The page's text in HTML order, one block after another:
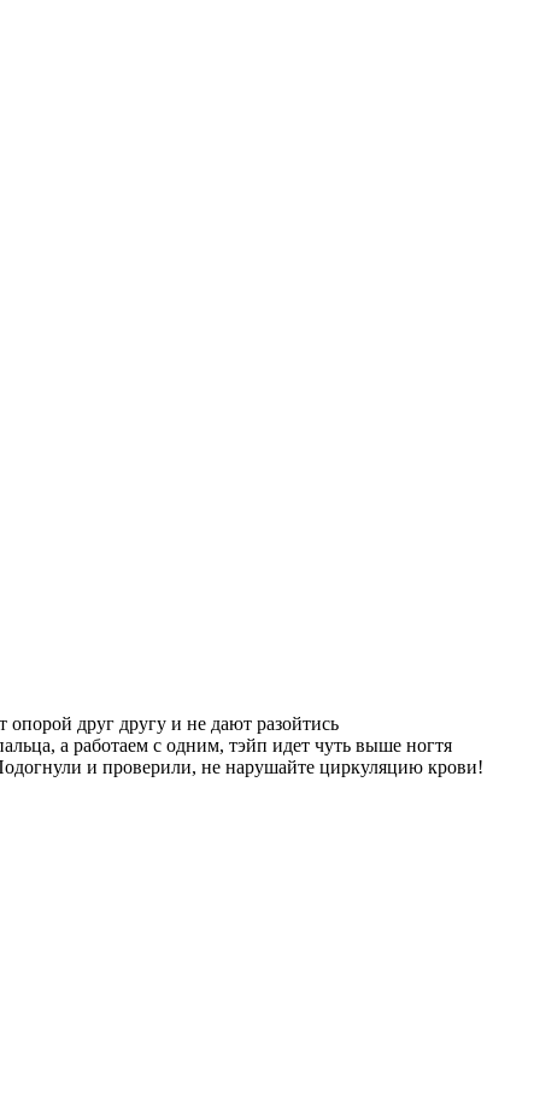
друг другу и не дают разойтись
а работаем с одним, тэйп идет чуть выше ногтя
и проверили, не нарушайте циркуляцию крови!